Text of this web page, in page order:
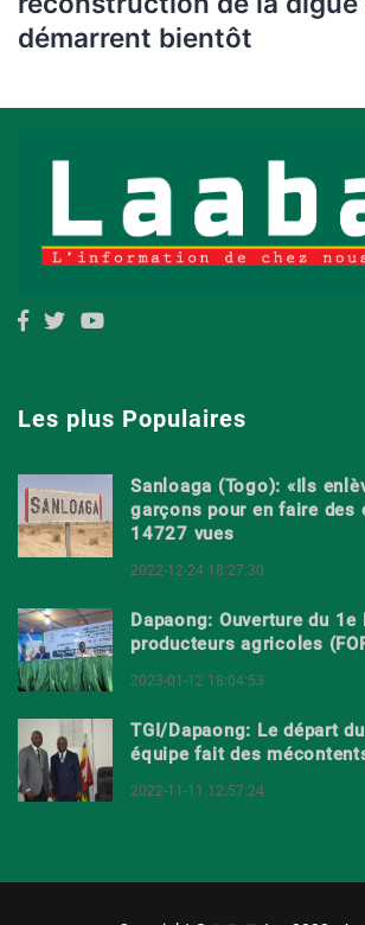
démarrent bientôt
Les plus Populaires
Sanloaga (Togo): «Ils
garçons pour en faire des
14727 vues
2022-12-24 18:27:30
Dapaong: Ouverture du 1e
producteurs agricoles
2023-01-12 18:04:53
TGI/Dapaong: Le départ
équipe fait des
2022-11-11 12:57:24